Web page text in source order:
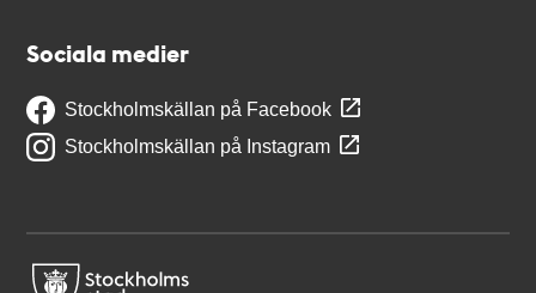
Sociala medier
Stockholmskällan på Facebook
Stockholmskällan på Instagram